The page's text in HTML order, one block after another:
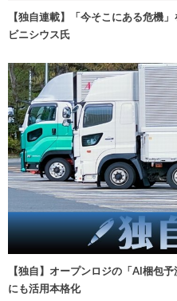
【独自連載】「今そこにある危機
ビニシウス氏
【独自】オープンロジの「AI梱包
にも活用本格化